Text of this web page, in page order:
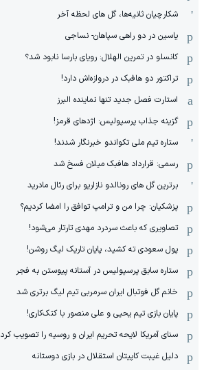
شکارچیان ثانیه‌ها، گل های لحظه آخر
یاسین در دو راهی سپاهان- نساجی
کانسلو در تمرین الهلال: رویای بارسا نابود شد؟
تراکتور دو هافبک در دروازه‌اش دارد!
استارت فصل جدید تنها نماینده البرز
گزینه جذاب پرسپولیس: اژدهای قرمز!
ستاره تیم ملی تکواندو خبرنگار شدند!
رسمی: قرارداد هافبک میلان فسخ شد
برترین گل های رونالدو نازاریو برای رئال مادرید
پزشکیان: چرا من و ترامپ توافق را امضا کردیم؟
تصاویری که باعث سردرد مهدی تارتار می‌شود!
پول سعودی ته کشید، پایان تاریک لیگ روشن!
ستاره سابق پرسپولیس در آستانه پیوستن به فجر
خانم گل فوتبال ایران سرمربی تیم لیگ برتری شد
پایان بازی تیم یحیی و علی منصور با کتک‌کاری!
سنای آمریکا لایحه تحریم ایران و روسیه را تصویب کرد
دلیل غیبت کاپیتان استقلال در بازی دوستانه